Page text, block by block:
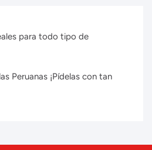
para todo tipo de
Peruanas ¡Pídelas con tan